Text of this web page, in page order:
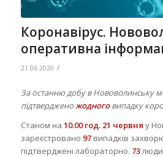
Коронавірус.
оперативна
21.06.2020 /
За останню добу в Нововолинську
підтверджено жодноговипадку
Станом на 10.00 год. 21 червня у
зареєстровано 97випадків
підтверджені лабораторно. 73